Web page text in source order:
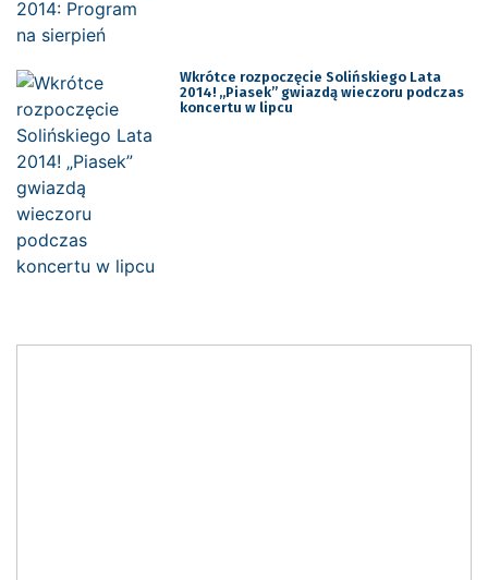
Wkrótce rozpoczęcie Solińskiego Lata
2014! „Piasek” gwiazdą wieczoru podczas
koncertu w lipcu